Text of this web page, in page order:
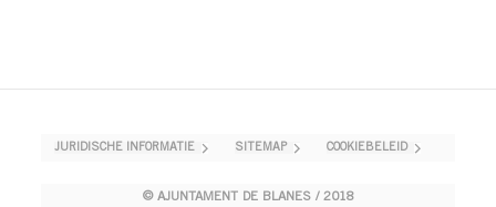
JURIDISCHE INFORMATIE SITEMAP COOKIEBELEID
© AJUNTAMENT DE BLANES / 2018